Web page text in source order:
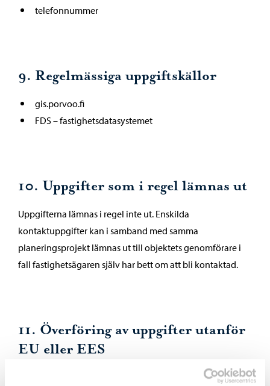
telefonnummer
9. Regelmässiga uppgiftskällor
gis.porvoo.fi
FDS – fastighetsdatasystemet
10. Uppgifter som i regel lämnas ut
Uppgifterna lämnas i regel inte ut. Enskilda
kontaktuppgifter kan i samband med samma
planeringsprojekt lämnas ut till objektets genomförare i
fall fastighetsägaren själv har bett om att bli kontaktad.
11. Överföring av uppgifter utanför
EU eller EES